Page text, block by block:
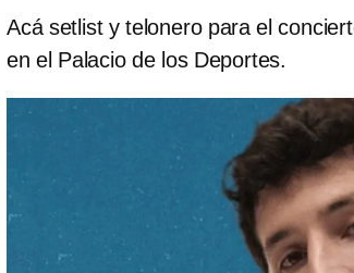
Acá setlist y telonero para el
en el Palacio de los Deportes.